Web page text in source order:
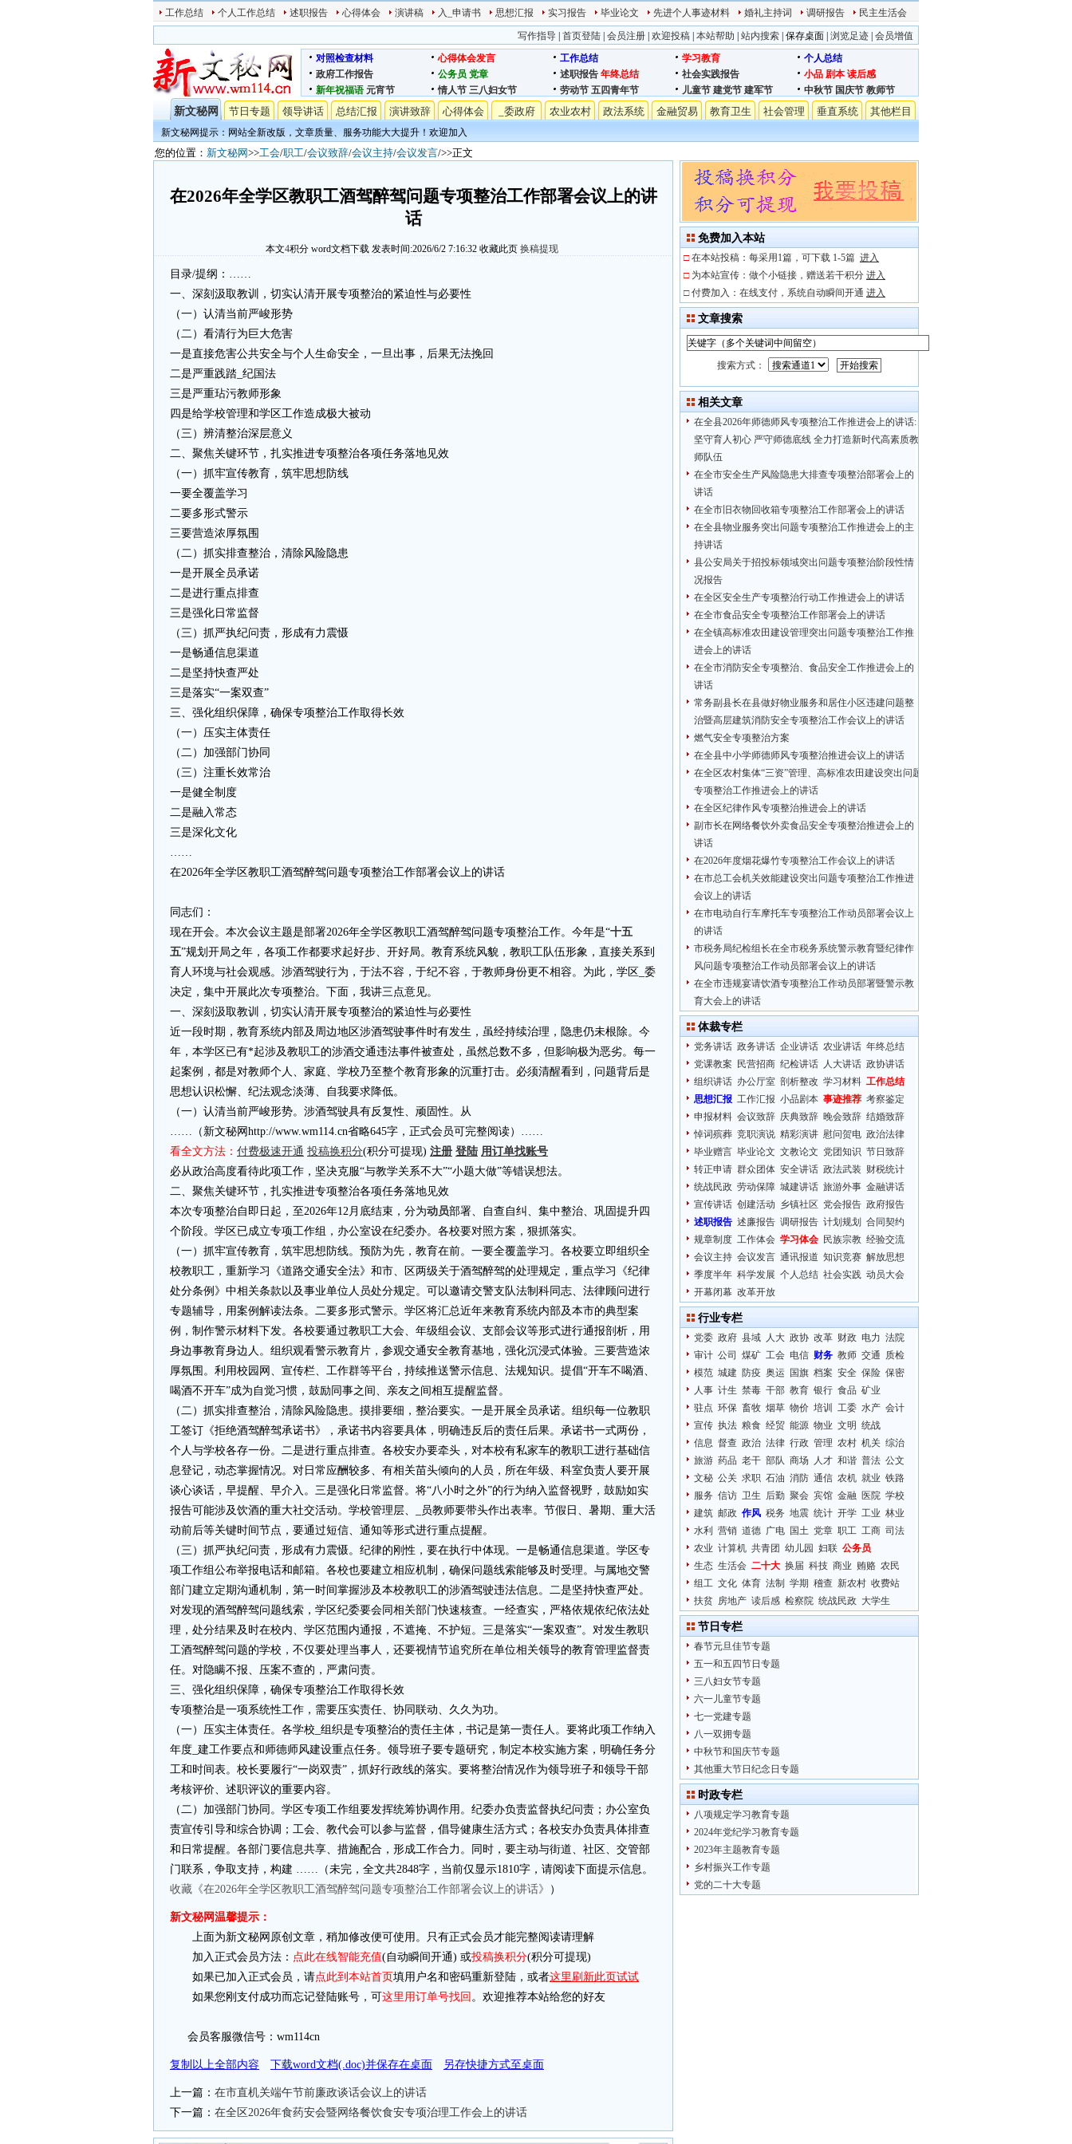
工作总结 个人工作总结 述职报告 心得体会 演讲稿 入_申请书 思想汇报 实习报告 毕业论文 先进个人事迹材料 婚礼主持词 调研报告 民主生活会
写作指导 首页登陆 会员注册 欢迎投稿 本站帮助 站内搜索 保存桌面 浏览足迹 会员增值
对照检查材料
心得体会发言 工作总结 学习教育
个人总结
政府工作报告
公务员 党章 述职报告 年终总结 社会实践报告 小品 剧本 读后感
新年祝福语 元宵节 情人节 三八妇女节 劳动节 五四青年节 儿童节 建党节 建军节 中秋节 国庆节 教师节
新文秘网 节日专题 领导讲话 总结汇报 演讲致辞 心得体会 _委政府 农业农村 政法系统 金融贸易 教育卫生 社会管理 垂直系统 其他栏目
新文秘网提示：网站全新改版，文章质量、服务功能大大提升！欢迎加入
您的位置： 新文秘网>>工会/职工/会议致辞/会议主持/会议发言/>>正文
在2026年全学区教职工酒驾醉驾问题专项整治工作部署会议上的讲
话
本文4积分 word文档下载 发表时间:2026/6/2 7:16:32 收藏此页 换稿提现
目录/提纲：……
一、深刻汲取教训，切实认清开展专项整治的紧迫性与必要性
（一）认清当前严峻形势
（二）看清行为巨大危害
一是直接危害公共安全与个人生命安全，一旦出事，后果无法挽回
二是严重践踏_纪国法
三是严重玷污教师形象
四是给学校管理和学区工作造成极大被动
（三）辨清整治深层意义
二、聚焦关键环节，扎实推进专项整治各项任务落地见效
（一）抓牢宣传教育，筑牢思想防线
一要全覆盖学习
二要多形式警示
三要营造浓厚氛围
（二）抓实排查整治，清除风险隐患
一是开展全员承诺
二是进行重点排查
三是强化日常监督
（三）抓严执纪问责，形成有力震慑
一是畅通信息渠道
二是坚持快查严处
三是落实“一案双查”
三、强化组织保障，确保专项整治工作取得长效
（一）压实主体责任
（二）加强部门协同
（三）注重长效常治
一是健全制度
二是融入常态
三是深化文化
……
在2026年全学区教职工酒驾醉驾问题专项整治工作部署会议上的讲话
同志们：
现在开会。本次会议主题是部署2026年全学区教职工酒驾醉驾问题专项整治工作。今年是“十五
五”规划开局之年，各项工作都要求起好步、开好局。教育系统风貌，教职工队伍形象，直接关系到
育人环境与社会观感。涉酒驾驶行为，于法不容，于纪不容，于教师身份更不相容。为此，学区_委
决定，集中开展此次专项整治。下面，我讲三点意见。
一、深刻汲取教训，切实认清开展专项整治的紧迫性与必要性
近一段时期，教育系统内部及周边地区涉酒驾驶事件时有发生，虽经持续治理，隐患仍未根除。今
年，本学区已有*起涉及教职工的涉酒交通违法事件被查处，虽然总数不多，但影响极为恶劣。每一
起案例，都是对教师个人、家庭、学校乃至整个教育形象的沉重打击。必须清醒看到，问题背后是
思想认识松懈、纪法观念淡薄、自我要求降低。
（一）认清当前严峻形势。涉酒驾驶具有反复性、顽固性。从
……（新文秘网http://www.wm114.cn省略645字，正式会员可完整阅读）……
看全文方法： 付费极速开通 投稿换积分(积分可提现) 注册 登陆 用订单找账号
必从政治高度看待此项工作，坚决克服“与教学关系不大”“小题大做”等错误想法。
二、聚焦关键环节，扎实推进专项整治各项任务落地见效
本次专项整治自即日起，至2026年12月底结束，分为动员部署、自查自纠、集中整治、巩固提升四
个阶段。学区已成立专项工作组，办公室设在纪委办。各校要对照方案，狠抓落实。
（一）抓牢宣传教育，筑牢思想防线。预防为先，教育在前。一要全覆盖学习。各校要立即组织全
校教职工，重新学习《道路交通安全法》和市、区两级关于酒驾醉驾的处理规定，重点学习《纪律
处分条例》中相关条款以及事业单位人员处分规定。可以邀请交警支队法制科同志、法律顾问进行
专题辅导，用案例解读法条。二要多形式警示。学区将汇总近年来教育系统内部及本市的典型案
例，制作警示材料下发。各校要通过教职工大会、年级组会议、支部会议等形式进行通报剖析，用
身边事教育身边人。组织观看警示教育片，参观交通安全教育基地，强化沉浸式体验。三要营造浓
厚氛围。利用校园网、宣传栏、工作群等平台，持续推送警示信息、法规知识。提倡“开车不喝酒、
喝酒不开车”成为自觉习惯，鼓励同事之间、亲友之间相互提醒监督。
（二）抓实排查整治，清除风险隐患。摸排要细，整治要实。一是开展全员承诺。组织每一位教职
工签订《拒绝酒驾醉驾承诺书》，承诺书内容要具体，明确违反后的责任后果。承诺书一式两份，
个人与学校各存一份。二是进行重点排查。各校安办要牵头，对本校有私家车的教职工进行基础信
息登记，动态掌握情况。对日常应酬较多、有相关苗头倾向的人员，所在年级、科室负责人要开展
谈心谈话，早提醒、早介入。三是强化日常监督。将“八小时之外”的行为纳入监督视野，鼓励如实
报告可能涉及饮酒的重大社交活动。学校管理层、_员教师要带头作出表率。节假日、暑期、重大活
动前后等关键时间节点，要通过短信、通知等形式进行重点提醒。
（三）抓严执纪问责，形成有力震慑。纪律的刚性，要在执行中体现。一是畅通信息渠道。学区专
项工作组公布举报电话和邮箱。各校也要建立相应机制，确保问题线索能够及时受理。与属地交警
部门建立定期沟通机制，第一时间掌握涉及本校教职工的涉酒驾驶违法信息。二是坚持快查严处。
对发现的酒驾醉驾问题线索，学区纪委要会同相关部门快速核查。一经查实，严格依规依纪依法处
理，处分结果及时在校内、学区范围内通报，不遮掩、不护短。三是落实“一案双查”。对发生教职
工酒驾醉驾问题的学校，不仅要处理当事人，还要视情节追究所在单位相关领导的教育管理监督责
任。对隐瞒不报、压案不查的，严肃问责。
三、强化组织保障，确保专项整治工作取得长效
专项整治是一项系统性工作，需要压实责任、协同联动、久久为功。
（一）压实主体责任。各学校_组织是专项整治的责任主体，书记是第一责任人。要将此项工作纳入
年度_建工作要点和师德师风建设重点任务。领导班子要专题研究，制定本校实施方案，明确任务分
工和时间表。校长要履行“一岗双责”，抓好行政线的落实。要将整治情况作为领导班子和领导干部
考核评价、述职评议的重要内容。
（二）加强部门协同。学区专项工作组要发挥统筹协调作用。纪委办负责监督执纪问责；办公室负
责宣传引导和综合协调；工会、教代会可以参与监督，倡导健康生活方式；各校安办负责具体排查
和日常提醒。各部门要信息共享、措施配合，形成工作合力。同时，要主动与街道、社区、交管部
门联系，争取支持，构建 ……（未完，全文共2848字，当前仅显示1810字，请阅读下面提示信息。
收藏《在2026年全学区教职工酒驾醉驾问题专项整治工作部署会议上的讲话》
）
新文秘网温馨提示：
上面为新文秘网原创文章，稍加修改便可使用。只有正式会员才能完整阅读请理解
加入正式会员方法： 点此在线智能充值(自动瞬间开通) 或投稿换积分(积分可提现)
如果已加入正式会员，请点此到本站首页填用户名和密码重新登陆，或者这里刷新此页试试
如果您刚支付成功而忘记登陆账号，可这里用订单号找回 。欢迎推荐本站给您的好友
会员客服微信号：wm114cn
复制以上全部内容 下载word文档(.doc)并保存在桌面 另存快捷方式至桌面
上一篇： 在市直机关端午节前廉政谈话会议上的讲话
下一篇： 在全区2026年食药安会暨网络餐饮食安专项治理工作会上的讲话
免费加入本站
□ 在本站投稿：每采用1篇，可下载 1-5篇 进入
□ 为本站宣传：做个小链接，赠送若干积分 进入
□ 付费加入：在线支付，系统自动瞬间开通 进入
文章搜索
搜索方式：
相关文章
在全县2026年师德师风专项整治工作推进会上的讲话:
坚守育人初心 严守师德底线 全力打造新时代高素质教
师队伍
在全市安全生产风险隐患大排查专项整治部署会上的
讲话
在全市旧衣物回收箱专项整治工作部署会上的讲话
在全县物业服务突出问题专项整治工作推进会上的主
持讲话
县公安局关于招投标领域突出问题专项整治阶段性情
况报告
在全区安全生产专项整治行动工作推进会上的讲话
在全市食品安全专项整治工作部署会上的讲话
在全镇高标准农田建设管理突出问题专项整治工作推
进会上的讲话
在全市消防安全专项整治、食品安全工作推进会上的
讲话
常务副县长在县做好物业服务和居住小区违建问题整
治暨高层建筑消防安全专项整治工作会议上的讲话
燃气安全专项整治方案
在全县中小学师德师风专项整治推进会议上的讲话
在全区农村集体“三资”管理、高标准农田建设突出问题
专项整治工作推进会上的讲话
在全区纪律作风专项整治推进会上的讲话
副市长在网络餐饮外卖食品安全专项整治推进会上的
讲话
在2026年度烟花爆竹专项整治工作会议上的讲话
在市总工会机关效能建设突出问题专项整治工作推进
会议上的讲话
在市电动自行车摩托车专项整治工作动员部署会议上
的讲话
市税务局纪检组长在全市税务系统警示教育暨纪律作
风问题专项整治工作动员部署会议上的讲话
在全市违规宴请饮酒专项整治工作动员部署暨警示教
育大会上的讲话
体裁专栏
党务讲话 政务讲话 企业讲话 农业讲话 年终总结
党课教案
民营招商 纪检讲话 人大讲话 政协讲话
组织讲话 办公厅室 剖析整改 学习材料 工作总结
思想汇报 工作汇报 小品剧本 事迹推荐 考察鉴定
申报材料 会议致辞 庆典致辞 晚会致辞 结婚致辞
悼词殡葬 竞职演说 精彩演讲 慰问贺电 政治法律
毕业赠言 毕业论文 文教论文 党团知识 节日致辞
转正申请 群众团体 安全讲话 政法武装 财税统计
统战民政 劳动保障 城建讲话 旅游外事 金融讲话
宣传讲话 创建活动 乡镇社区 党会报告 政府报告
述职报告 述廉报告 调研报告 计划规划
合同契约
规章制度 工作体会 学习体会 民族宗教 经验交流
会议主持 会议发言 通讯报道 知识竞赛 解放思想
季度半年 科学发展 个人总结 社会实践 动员大会
开幕闭幕 改革开放
行业专栏
党委 政府 县域 人大 政协 改革 财政 电力 法院
审计 公司 煤矿 工会 电信 财务 教师 交通 质检
模范 城建 防疫 奥运 国旗 档案 安全 保险 保密
人事 计生 禁毒 干部 教育 银行 食品 矿业
驻点 环保 畜牧 烟草 物价 培训 工委 水产 会计
宣传 执法 粮食 经贸 能源 物业 文明 统战
信息 督查 政治 法律 行政 管理 农村 机关 综治
旅游 药品 老干 部队 商场 人才 和谐 普法 公文
文秘 公关 求职 石油 消防 通信 农机 就业 铁路
服务 信访 卫生 后勤 聚会 宾馆 金融 医院 学校
建筑 邮政 作风 税务 地震 统计 开学 工业 林业
水利
营销 道德 广电 国土 党章 职工 工商 司法
农业 计算机 共青团 幼儿园 妇联 公务员
生态 生活会 二十大 换届 科技 商业 贿赂 农民
组工 文化 体育 法制 学期 稽查 新农村 收费站
扶贫 房地产 读后感 检察院 统战民政 大学生
节日专栏
春节元旦佳节专题
五一和五四节日专题
三八妇女节专题
六一儿童节专题
七一党建专题
八一双拥专题
中秋节和国庆节专题
其他重大节日纪念日专题
时政专栏
八项规定学习教育专题
2024年党纪学习教育专题
2023年主题教育专题
乡村振兴工作专题
党的二十大专题